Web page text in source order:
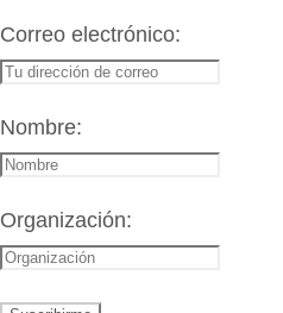
Correo electrónico:
Nombre:
Organización: